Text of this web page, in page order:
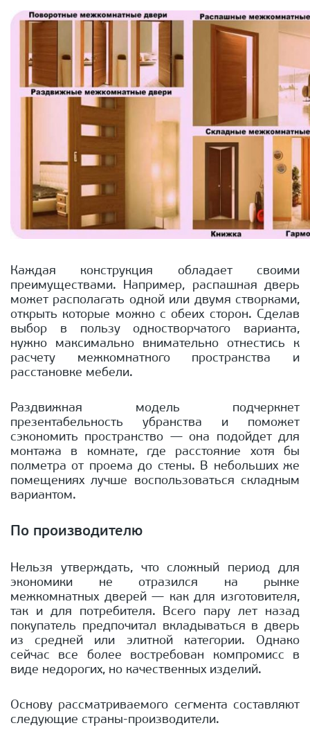
Каждая конструкция обладает своими
преимуществами. Например, распашная дверь
может располагать одной или двумя створками,
открыть которые можно с обеих сторон. Сделав
выбор в пользу одностворчатого варианта,
нужно максимально внимательно отнестись к
расчету межкомнатного пространства и
расстановке мебели.
Раздвижная модель подчеркнет
презентабельность убранства и поможет
сэкономить пространство — она подойдет для
монтажа в комнате, где расстояние хотя бы
полметра от проема до стены. В небольших же
помещениях лучше воспользоваться складным
вариантом.
По производителю
Нельзя утверждать, что сложный период для
экономики не отразился на рынке
межкомнатных дверей — как для изготовителя,
так и для потребителя. Всего пару лет назад
покупатель предпочитал вкладываться в дверь
из средней или элитной категории. Однако
сейчас все более востребован компромисс в
виде недорогих, но качественных изделий.
Основу рассматриваемого сегмента составляют
следующие страны-производители.